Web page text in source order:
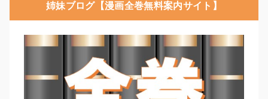
姉妹ブログ【漫画全巻無料案内サイト】